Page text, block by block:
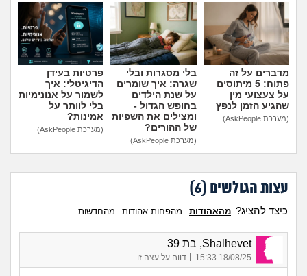
הוספת טיפ
מדברים על זה
פתוח: 5 מיתוסים
על צעצועי מין
שהגיע הזמן לנפץ
(מערכת AskPeople)
בלי מסגרות ובלי
שגרה: איך שומרים
על שנת הילדים
בחופש הגדול -
ומצילים את השפיות
של ההורים?
(מערכת AskPeople)
פרטיות בעידן
הדיגיטלי: איך
לשמור על אנונימיות
בלי לוותר על
אמינות?
(מערכת AskPeople)
עצות הגולשים (6
)
כיצד להציג? מהאהודות מהפחות אהודות מהחדשות
Shalhevet, בת 39
18/08/25 15:33 דווח על עצה זו